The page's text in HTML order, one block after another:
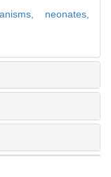
neonates,